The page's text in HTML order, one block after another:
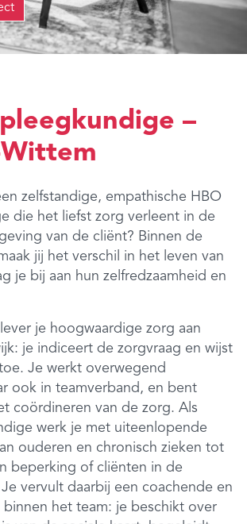
–
zelfstandige, empathische HBO
die het liefst zorg verleent in de
van de cliënt? Binnen de
jij het verschil in het leven van
je bij aan hun zelfredzaamheid en
je hoogwaardige zorg aan
je indiceert de zorgvraag en wijst
Je werkt overwegend
ook in teamverband, en bent
coördineren van de zorg. Als
werk je met uiteenlopende
ouderen en chronisch zieken tot
beperking of cliënten in de
vervult daarbij een coachende en
binnen het team: je beschikt over